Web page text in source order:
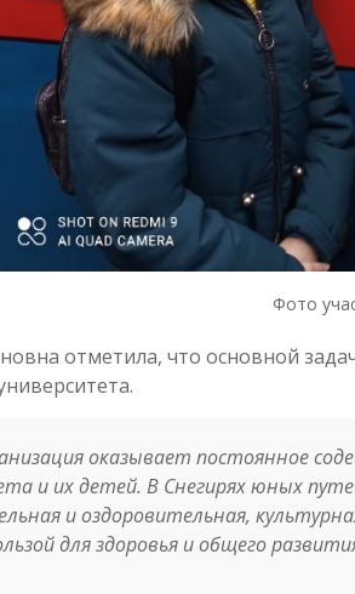
Фото
отметила, что основной
оказывает постоянное
и их детей. В Снегирях юных
и оздоровительная,
для здоровья и общего